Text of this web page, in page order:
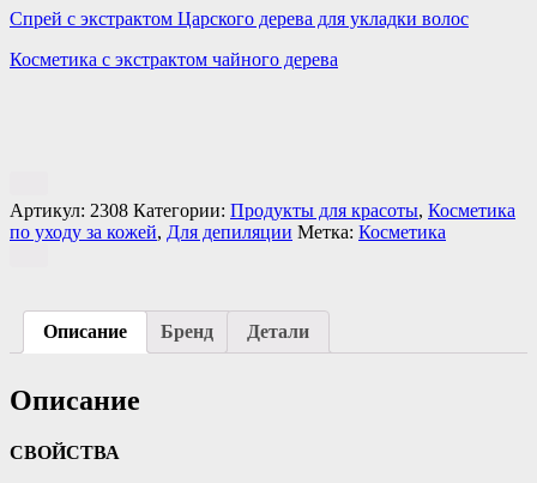
Спрей с экстрактом Царского дерева для укладки волос
Косметика с экстрактом чайного дерева
Артикул: 2308 Категории: Продукты для красоты, Косметика
по уходу за кожей, Для депиляции Метка: Косметика
Описание Бренд Детали
Описание
СВОЙСТВА